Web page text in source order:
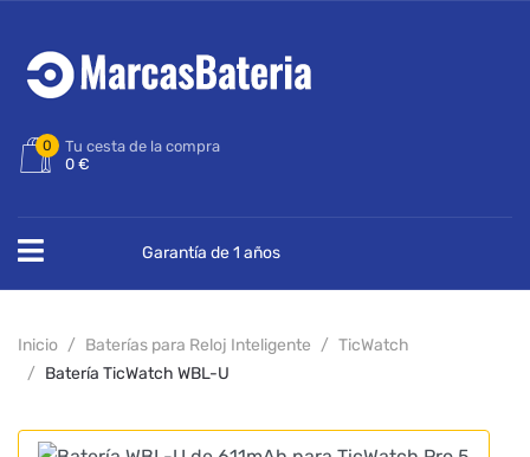
0
Tu cesta de la compra
0 €
Garantía de 1 años
Inicio Baterías para Reloj Inteligente
TicWatch
Batería TicWatch WBL-U